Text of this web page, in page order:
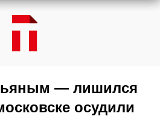
— лишился
осудили